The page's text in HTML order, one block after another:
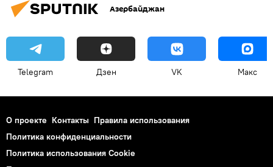
Азербайджан
Telegram Дзен VK Макс
О проекте Контакты Правила использования
Политика конфиденциальности
Политика использования Cookie